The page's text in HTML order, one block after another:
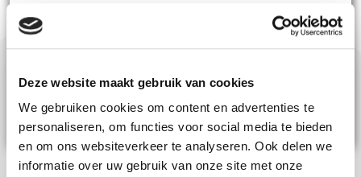
Deze website maakt gebruik van cookies
We gebruiken cookies om content en advertenties te
personaliseren, om functies voor social media te bieden
en om ons websiteverkeer te analyseren. Ook delen we
informatie over uw gebruik van onze site met onze
een Technisch Applicatiebeheerder ANVA, voor een dienstverband
Bekijk aanvraag